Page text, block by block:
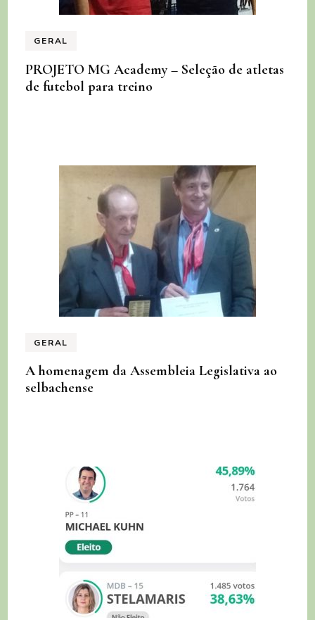
GERAL
PROJETO MG Academy – Seleção de atletas
de futebol para treino
GERAL
A homenagem da Assembleia Legislativa ao
selbachense